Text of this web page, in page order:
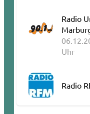
Radio
Uhr
Radio